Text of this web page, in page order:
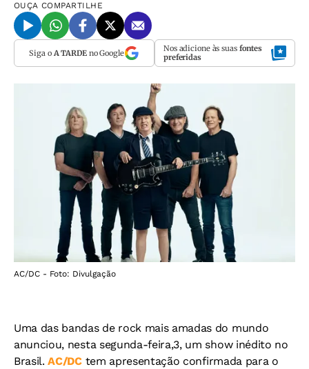
OUÇA COMPARTILHE
Siga o A TARDEno Google Nos adicione às suas fontes
preferidas
AC/DC - Foto: Divulgação
Uma das bandas de rock mais amadas do mundo
anunciou, nesta segunda-feira,3, um show inédito no
Brasil.AC/DC tem apresentação confirmada para o